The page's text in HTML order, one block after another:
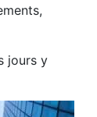
jours y